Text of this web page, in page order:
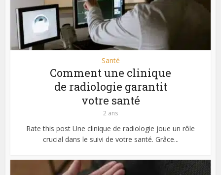
Santé
Comment une clinique
de radiologie garantit
votre santé
2 ans
Rate this post Une clinique de radiologie joue un rôle
crucial dans le suivi de votre santé. Grâce...